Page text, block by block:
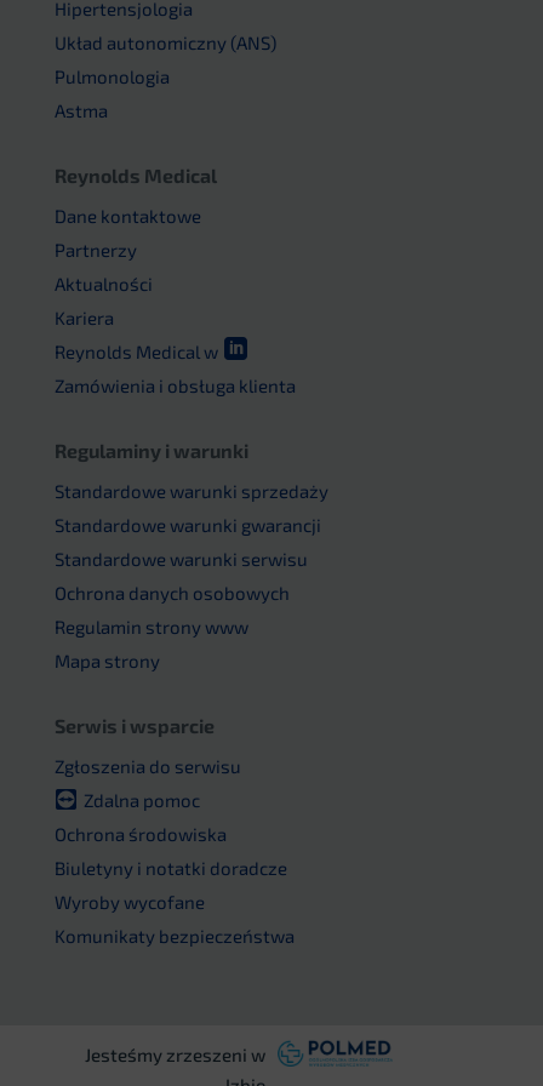
Hipertensjologia
Układ autonomiczny (ANS)
Pulmonologia
Astma
Reynolds Medical
Dane kontaktowe
Partnerzy
Aktualności
Kariera
Reynolds Medical w 
Zamówienia i obsługa klienta
Regulaminy i warunki
Standardowe warunki sprzedaży
Standardowe warunki gwarancji
Standardowe warunki serwisu
Ochrona danych osobowych
Regulamin strony www
Mapa strony
Serwis i wsparcie
Zgłoszenia do serwisu
Zdalna pomoc
Ochrona środowiska
Biuletyny i notatki doradcze
Wyroby wycofane
Komunikaty bezpieczeństwa
Jesteśmy zrzeszeni w